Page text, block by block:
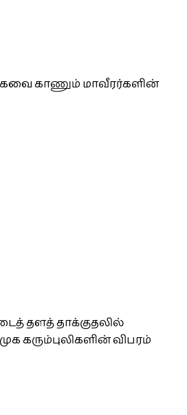
காணும் மாவீரர்களின்
தளத் தாக்குதலில்
கரும்புலிகளின் விபரம்